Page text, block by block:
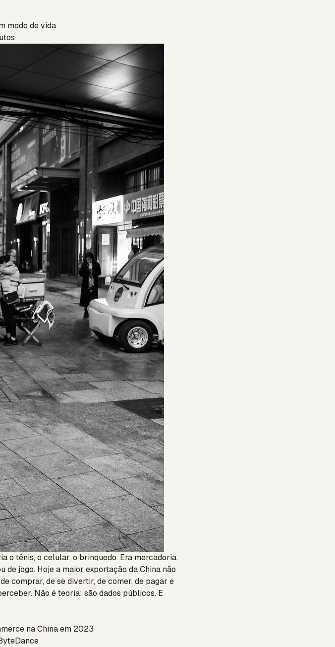
modo de vida
o tênis, o celular, o brinquedo. Era mercadoria,
de jogo. Hoje a maior exportação da China não
comprar, de se divertir, de comer, de pagar e
Não é teoria: são dados públicos. E
na China em 2023